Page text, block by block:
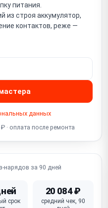
/ не фокусируется
подстройка окуляра
линзы)
питания.
строя аккумулятор,
контактов, реже —
данных
· оплата после ремонта
нарядов за 90 дней
срок
20 084 ₽
средний чек, 90